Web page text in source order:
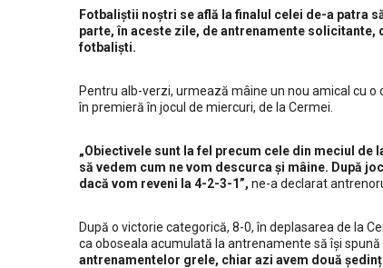
Fotbaliștii noștri se află la finalul celei de-a patra
parte, în aceste zile, de antrenamente
fotbaliști.
Pentru alb-verzi, urmează mâine un nou amical cu
în premieră în jocul de miercuri, de la Cermei.
„Obiectivele sunt la fel precum cele din meciul
să vedem cum ne vom descurca și mâine. După
dacă vom reveni la 4-2-3-1”, ne-a declarat
După o victorie categorică, 8-0, în deplasarea de la
ca oboseala acumulată la antrenamente să își spună
antrenamentelor grele, chiar azi avem două